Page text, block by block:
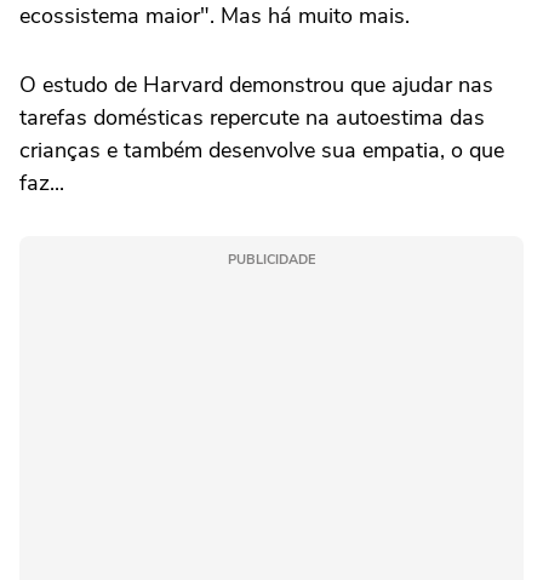
ecossistema maior". Mas há muito mais.
O estudo de Harvard demonstrou que ajudar nas
tarefas domésticas repercute na autoestima das
crianças e também desenvolve sua empatia, o que
faz...
PUBLICIDADE